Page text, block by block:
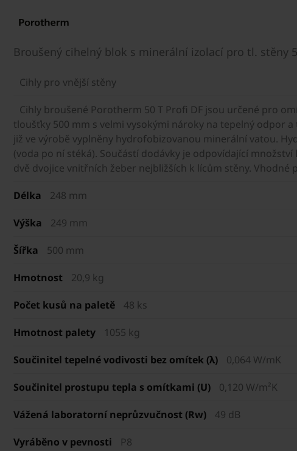
Broušený cihelný blok s minerální izolací pro tl. stěny
Cihly pro vnější stěny
Cihly broušené Porotherm 50 T Profi DF jsou určené pro
tloušťky 500 mm s velmi vysokými nároky na tepelný odpor
již ve výrobě vyplněny hydrofobizovanou minerální vatou.
(voda po ní stéká). Součástí dodávky je odpovídající
dvě dvojice vnitřních žeber nejbližších k lícům stěny. Vhodné
Délka 248 mm
Výška 249 mm
Šířka 500 mm
Hmotnost 20,9 kg
Počet kusů na paletě 48 ks
Hmotnost palety 1055 kg
Součinitel tepelné vodivosti bez omítek (λ) 0,064 W/mK
Součinitel prostupu tepla s omítkami (U) 0,120 W/m²K
Vážená laboratorní neprůzvučnost (Rw) 49 dB
Vyráběno v pevnosti P8